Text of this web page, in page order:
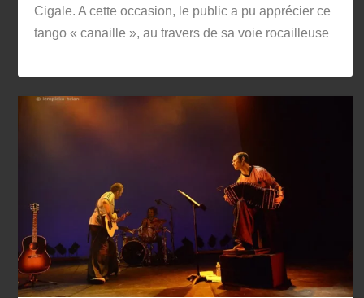
Cigale. A cette occasion, le public a pu apprécier ce
tango « canaille », au travers de sa voie rocailleuse